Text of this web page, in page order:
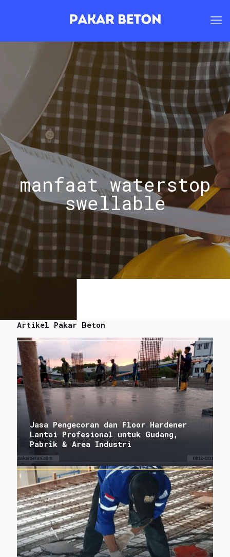
manfaat waterstop
swellable
Artikel Pakar Beton
Jasa Pengecoran dan Floor Hardener
Lantai Profesional untuk Gudang,
Pabrik & Area Industri